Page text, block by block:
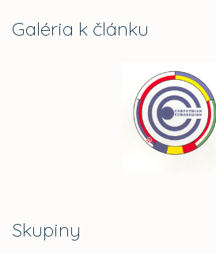
Galéria k článku
Skupiny